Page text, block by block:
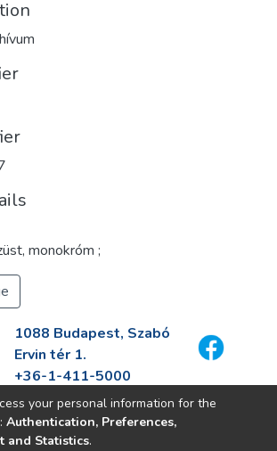
monokróm ;
1088 Budapest, Szabó
Ervin tér 1.
+36-1-411-5000
info@fszek.hu
https://fszek.hu
your personal information for the
Authentication, Preferences,
and Statistics.